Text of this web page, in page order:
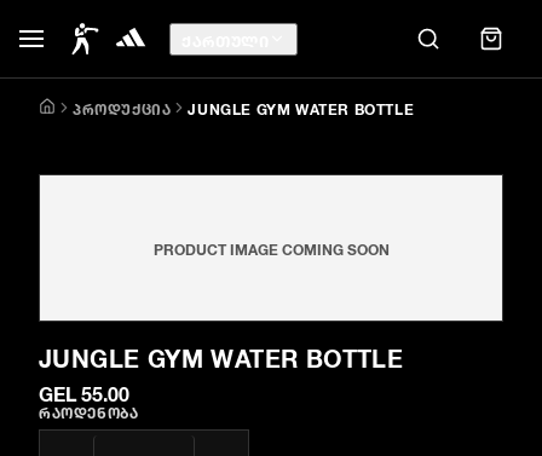
ᲞᲠᲝᲓᲣᲥᲪᲘᲐ JUNGLE GYM WATER BOTTLE
PRODUCT IMAGE COMING SOON
JUNGLE GYM WATER BOTTLE
GEL 55.00
ᲠᲐᲝᲓᲔᲜᲝᲑᲐ